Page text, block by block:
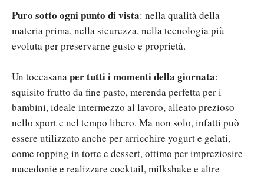
Puro sotto ogni punto di vista: nella qualità della
materia prima, nella sicurezza, nella tecnologia più
evoluta per preservarne gusto e proprietà.
Un toccasanaper tutti i momenti della giornata:
squisito frutto da fine pasto, merenda perfetta per i
bambini, ideale intermezzo al lavoro, alleato prezioso
nello sport e nel tempo libero. Ma non solo, infatti può
essere utilizzato anche per arricchire yogurt e gelati,
come topping in torte e dessert, ottimo per impreziosire
macedonie e realizzare cocktail, milkshake e altre